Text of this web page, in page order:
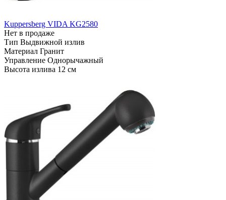
Kuppersberg VIDA KG2580
Нет в продаже
Тип Выдвижной излив
Материал Гранит
Управление Однорычажный
Высота излива 12 см